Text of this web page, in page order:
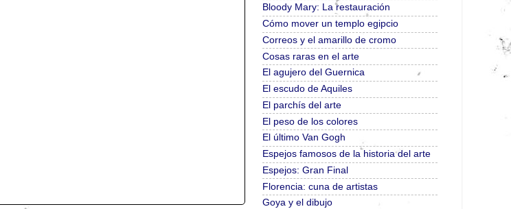
Bloody Mary: La restauración
Cómo mover un templo egipcio
Correos y el amarillo de cromo
Cosas raras en el arte
El agujero del Guernica
El escudo de Aquiles
El parchís del arte
El peso de los colores
El último Van Gogh
Espejos famosos de la historia del arte
Espejos: Gran Final
Florencia: cuna de artistas
Goya y el dibujo